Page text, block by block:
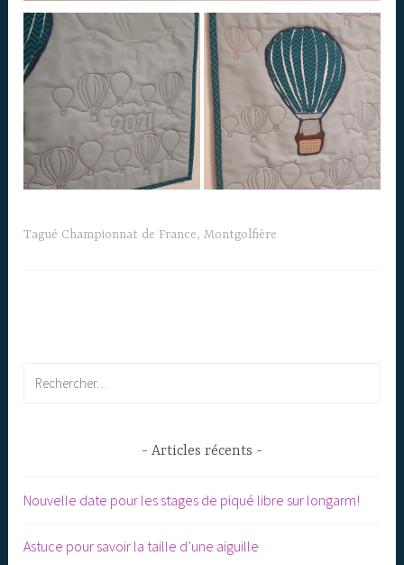
Tagué Championnat de France,Montgolfière
Articles récents
Nouvelle date pour les stages de piqué libre sur longarm!
Astuce pour savoir la taille d’une aiguille